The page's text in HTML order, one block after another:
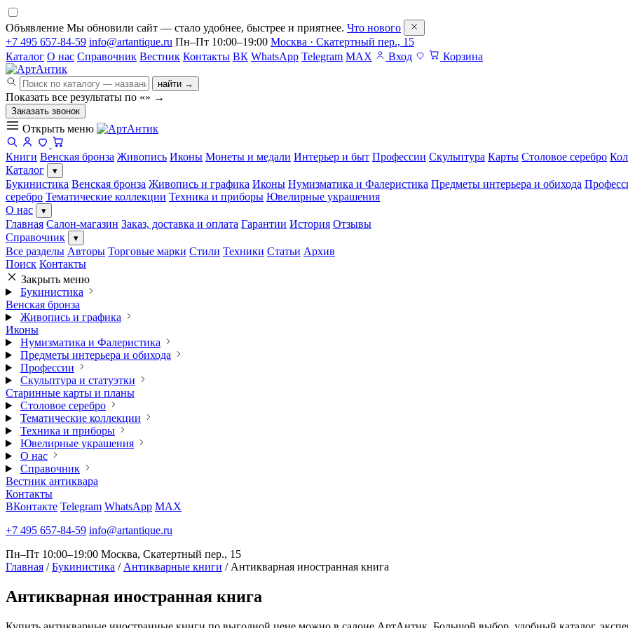
Объявление Мы обновили сайт — стало удобнее, быстрее и приятнее. Что нового
+7 495 657-84-59 info@artantique.ru Пн–Пт 10:00–19:00 Москва · Скатертный пер., 15
Каталог О нас Справочник Вестник Контакты ВК WhatsApp Telegram MAX Вход Корзина
найти →
Показать все результаты по «» →
Заказать звонок
Открыть меню
Книги Венская бронза Живопись Иконы Монеты и медали Интерьер и быт Профессии Скульптура Карты Столовое серебро
Каталог
▾
Букинистика Венская бронза Живопись и графика Иконы Нумизматика и Фалеристика Предметы интерьера и обихода
серебро Тематические коллекции Техника и приборы Ювелирные украшения
О нас
▾
Главная Салон-магазин Заказ, доставка и оплата Гарантии История Отзывы
Справочник
▾
Все разделы Авторы Торговые марки Стили Техники Статьи Архив
Поиск Контакты
Закрыть меню
Букинистика
Венская бронза
Живопись и графика
Иконы
Нумизматика и Фалеристика
Предметы интерьера и обихода
Профессии
Скульптура и статуэтки
Старинные карты и планы
Столовое серебро
Тематические коллекции
Техника и приборы
Ювелирные украшения
О нас
Справочник
Вестник антиквара
Контакты
ВКонтакте Telegram WhatsApp MAX
+7 495 657-84-59 info@artantique.ru
Пн–Пт 10:00–19:00 Москва, Скатертный пер., 15
Главная / Букинистика / Антикварные книги / Антикварная иностранная книга
Антикварная иностранная книга